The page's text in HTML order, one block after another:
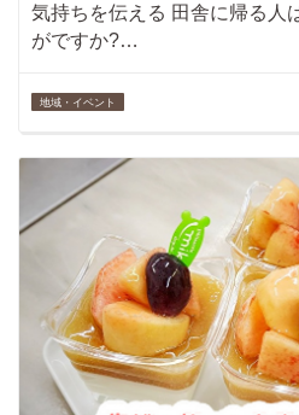
気持ちを伝える 田舎に帰る人
がですか?…
地域・イベント